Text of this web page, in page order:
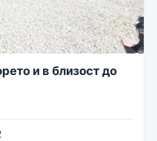
и в близост до